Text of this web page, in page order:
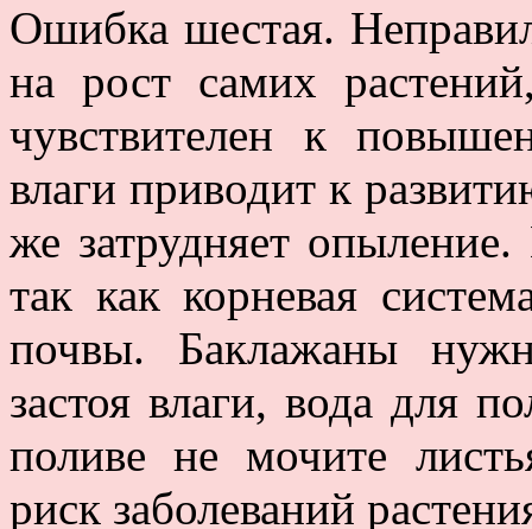
Ошибка шестая.
на рост самих
чувствителен к
влаги приводит к
же затрудняет
так как корневая
почвы. Баклажаны
застоя влаги, вода для
поливе не мочите
риск заболеваний